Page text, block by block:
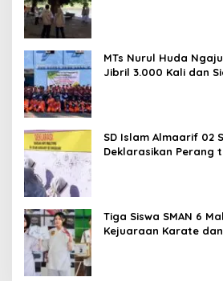
MTs Nurul Huda
Jibril 3.000 Kali dan
SD Islam Almaarif 02
Deklarasikan Perang
Tiga Siswa SMAN 6
Kejuaraan Karate